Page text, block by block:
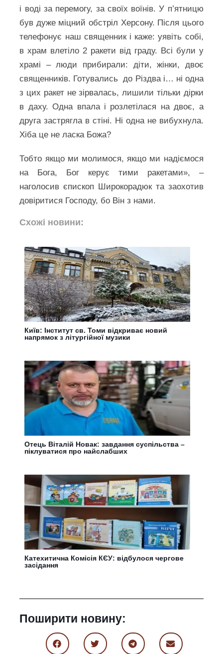
і воді за перемогу, за своїх воїнів. У п’ятницю
був дуже міцний обстріл Херсону. Після цього
телефонує наш священник і каже: уявіть собі,
в храм влетіло 2 ракети від граду. Всі були у
храмі – люди прибирали: діти, жінки, двоє
священників. Готувались до Різдва і… ні одна
з цих ракет не зірвалась, лишили тільки дірки
в даху. Одна впала і розлетілася на двоє, а
друга застрягла в стіні. Ні одна не вибухнула.
Хіба це не ласка Божа?
Тобто якщо ми молимося, якщо ми надіємося
на Бога, Бог керує тими ракетами», –
наголосив єпископ Широкорадюк та заохотив
довіритися Господу, бо Він з нами.
Схожі новини:
Київ: Інститут св. Томи відкриває новий
напрямок з літургійної музики
Отець Віталій Новак: завдання суспільства –
піклуватися про найслабших
Катехитична Комісія КЄУ: відбулося чергове
засідання
Поширити новину: